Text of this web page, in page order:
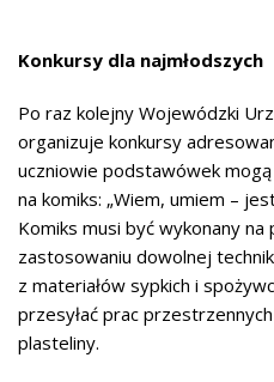
Konkursy dla najmłodszych
Po raz kolejny Wojewódzki
organizuje konkursy
uczniowie podstawówek mogą
na komiks: „Wiem, umiem –
Komiks musi być wykonany
zastosowaniu dowolnej
z materiałów sypkich i
przesyłać prac
plasteliny.